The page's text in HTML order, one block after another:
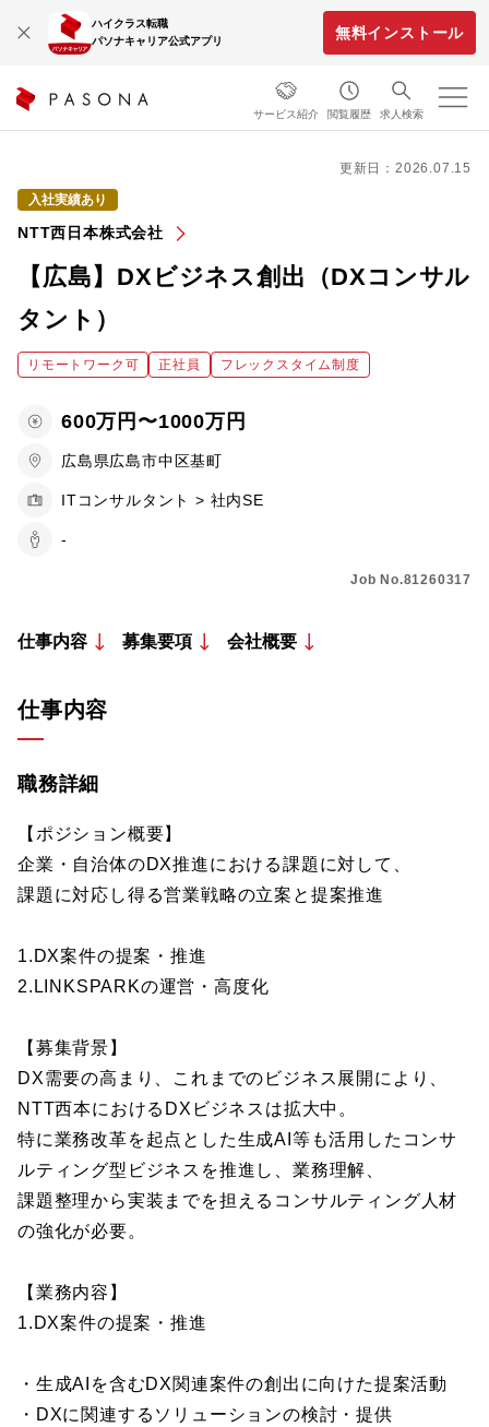
ハイクラス転職
パソナキャリア公式アプリ
無料インストール
サービス紹介 閲覧履歴 求人検索
更新日：2026.07.15
入社実績あり
NTT西日本株式会社
【広島】DXビジネス創出（DXコンサル
タント）
リモートワーク可 正社員 フレックスタイム制度
600万円〜1000万円
広島県広島市中区基町
ITコンサルタント > 社内SE
-
Job No.81260317
仕事内容 募集要項 会社概要
仕事内容
職務詳細
【ポジション概要】
企業・自治体のDX推進における課題に対して、
課題に対応し得る営業戦略の立案と提案推進
1.DX案件の提案・推進
2.LINKSPARKの運営・高度化
【募集背景】
DX需要の高まり、これまでのビジネス展開により、
NTT西本におけるDXビジネスは拡大中。
特に業務改革を起点とした生成AI等も活用したコンサ
ルティング型ビジネスを推進し、業務理解、
課題整理から実装までを担えるコンサルティング人材
の強化が必要。
【業務内容】
1.DX案件の提案・推進
・生成AIを含むDX関連案件の創出に向けた提案活動
・DXに関連するソリューションの検討・提供